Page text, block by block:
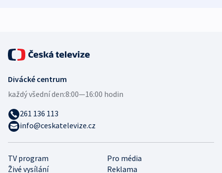
TV program
Pro média
Živé vysílání
Reklama
Divácké centrum
každý všední den:8:00—16:00 hodin
261 136 113
info@ceskatelevize.cz